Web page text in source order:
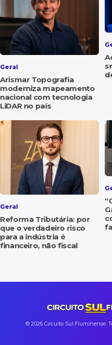
Geral
Arismar Topografia
moderniza mapeamento
nacional com tecnologia
LiDAR no país
Geral
Reforma Tributária: por
que o verdadeiro risco
para a indústria é
financeiro, não fiscal
© 2026 Circuito Sul Fluminense.